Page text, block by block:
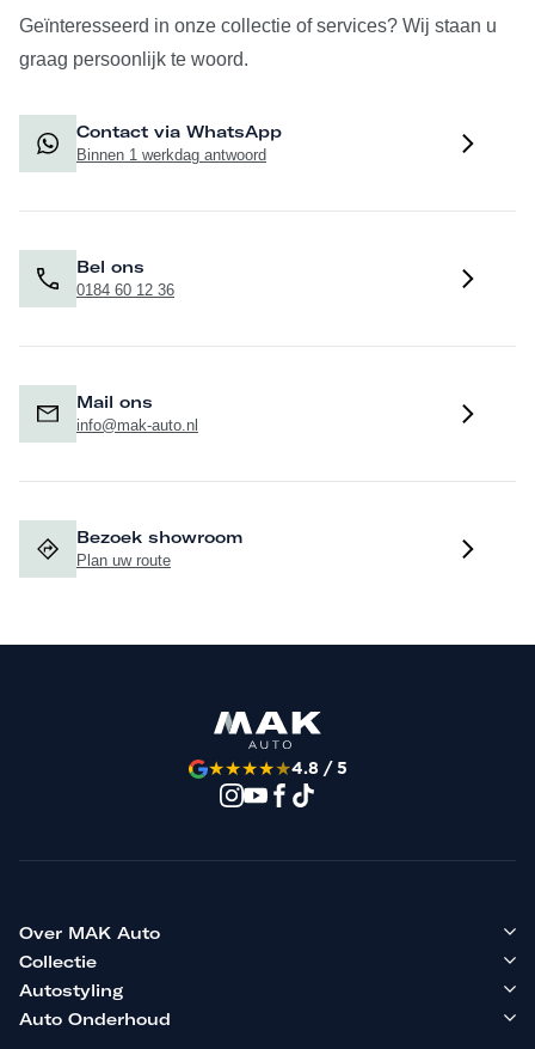
Geïnteresseerd in onze collectie of services? Wij staan u
graag persoonlijk te woord.
Contact via WhatsApp
Binnen 1 werkdag antwoord
Bel ons
0184 60 12 36
Mail ons
info@mak-auto.nl
Bezoek showroom
Plan uw route
★★★★★4.8 / 5
Over MAK Auto
Collectie
Autostyling
Auto Onderhoud